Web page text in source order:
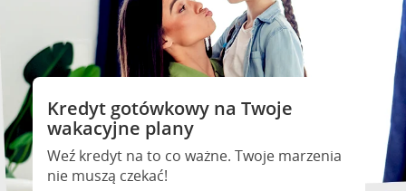
Kredyt gotówkowy na Twoje
wakacyjne plany
Weź kredyt na to co ważne. Twoje marzenia
nie muszą czekać!